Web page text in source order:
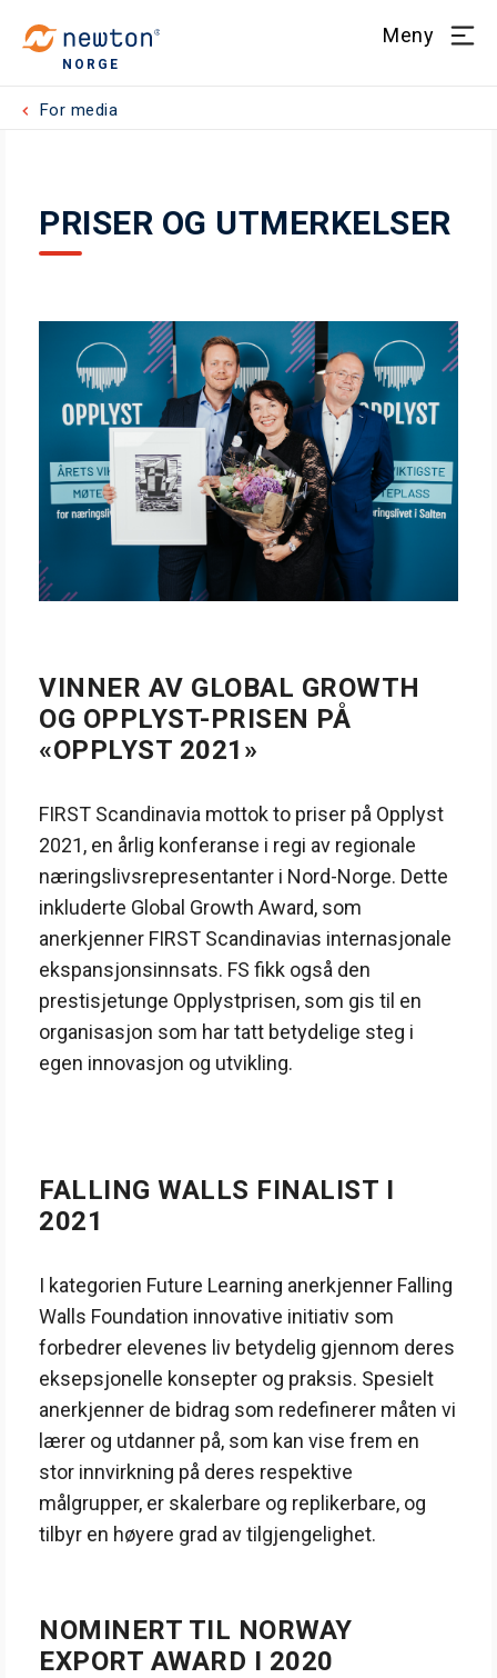
NORGE
Meny
For media
PRISER OG UTMERKELSER
VINNER AV GLOBAL GROWTH
OG OPPLYST-PRISEN PÅ
«OPPLYST 2021»
FIRST Scandinavia mottok to priser på Opplyst
2021, en årlig konferanse i regi av regionale
næringslivsrepresentanter i Nord-Norge. Dette
inkluderte Global Growth Award, som
anerkjenner FIRST Scandinavias internasjonale
ekspansjonsinnsats. FS fikk også den
prestisjetunge Opplystprisen, som gis til en
organisasjon som har tatt betydelige steg i
egen innovasjon og utvikling.
FALLING WALLS FINALIST I
2021
I kategorien Future Learning anerkjenner Falling
Walls Foundation innovative initiativ som
forbedrer elevenes liv betydelig gjennom deres
eksepsjonelle konsepter og praksis. Spesielt
anerkjenner de bidrag som redefinerer måten vi
lærer og utdanner på, som kan vise frem en
stor innvirkning på deres respektive
målgrupper, er skalerbare og replikerbare, og
tilbyr en høyere grad av tilgjengelighet.
NOMINERT TIL NORWAY
EXPORT AWARD I 2020